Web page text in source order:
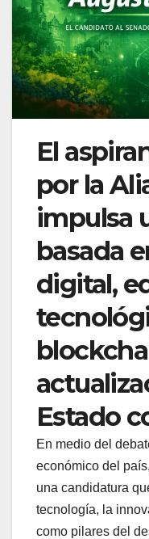
El
por la
impulsa
basada
digital,
Estado
En medio del
económico del
una candidatura
tecnología, la
como pilares del